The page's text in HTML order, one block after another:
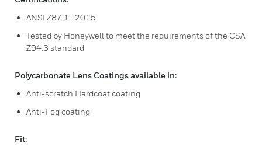
ANSI Z87.1+ 2015
Tested by Honeywell to meet the requirements of the CSA
Z94.3 standard
Polycarbonate Lens Coatings available in:
Anti-scratch Hardcoat coating
Anti-Fog coating
Fit: